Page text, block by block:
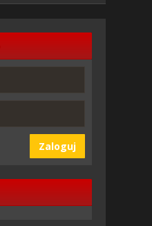
Zaloguj